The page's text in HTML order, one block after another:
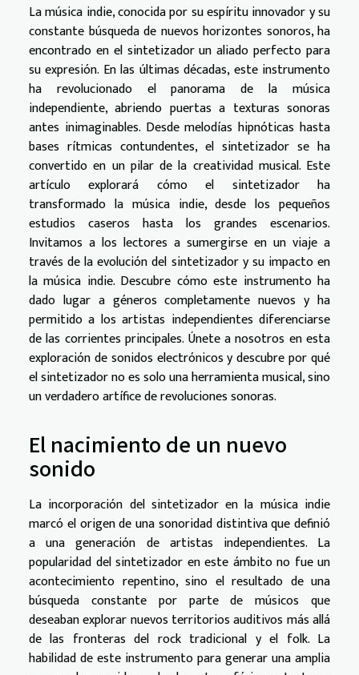
La música indie, conocida por su espíritu innovador y su
constante búsqueda de nuevos horizontes sonoros, ha
encontrado en el sintetizador un aliado perfecto para
su expresión. En las últimas décadas, este instrumento
ha revolucionado el panorama de la música
independiente, abriendo puertas a texturas sonoras
antes inimaginables. Desde melodías hipnóticas hasta
bases rítmicas contundentes, el sintetizador se ha
convertido en un pilar de la creatividad musical. Este
artículo explorará cómo el sintetizador ha
transformado la música indie, desde los pequeños
estudios caseros hasta los grandes escenarios.
Invitamos a los lectores a sumergirse en un viaje a
través de la evolución del sintetizador y su impacto en
la música indie. Descubre cómo este instrumento ha
dado lugar a géneros completamente nuevos y ha
permitido a los artistas independientes diferenciarse
de las corrientes principales. Únete a nosotros en esta
exploración de sonidos electrónicos y descubre por qué
el sintetizador no es solo una herramienta musical, sino
un verdadero artífice de revoluciones sonoras.
El nacimiento de un nuevo
sonido
La incorporación del sintetizador en la música indie
marcó el origen de una sonoridad distintiva que definió
a una generación de artistas independientes. La
popularidad del sintetizador en este ámbito no fue un
acontecimiento repentino, sino el resultado de una
búsqueda constante por parte de músicos que
deseaban explorar nuevos territorios auditivos más allá
de las fronteras del rock tradicional y el folk. La
habilidad de este instrumento para generar una amplia